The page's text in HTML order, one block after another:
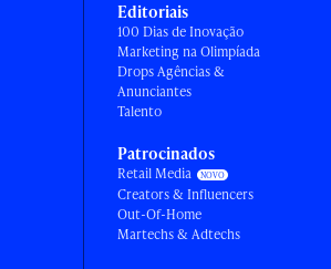
Editoriais
100 Dias de Inovação
Marketing na Olimpíada
Drops Agências &
Anunciantes
Talento
Patrocinados
Retail Media
Creators & Influencers
Out-Of-Home
Martechs & Adtechs